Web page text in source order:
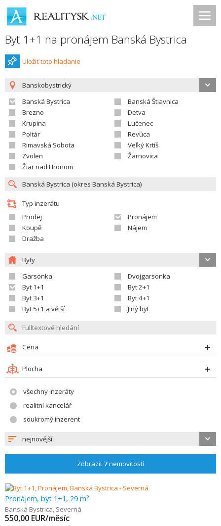
Byt 1+1 na pronájem Banská Bystrica
Uložiť toto hladanie
Banskobystrický
Banská Bystrica
Banská Štiavnica
Brezno
Detva
Krupina
Lučenec
Poltár
Revúca
Rimavská Sobota
Veľký Krtíš
Zvolen
Žarnovica
Žiar nad Hronom
Typ inzerátu
Prodej
Pronájem
Koupě
Nájem
Dražba
Byty
Garsonka
Dvojgarsonka
Byt 1+1
Byt 2+1
Byt 3+1
Byt 4+1
Byt 5+1 a větší
Jiný byt
Cena
Plocha
všechny inzeráty
realitní kancelář
soukromý inzerent
nejnovější
Zobrazit 7nemovitostí
Pronájem, byt 1+1, 29 m2
Banská Bystrica, Severná
550,00 EUR/měsíc